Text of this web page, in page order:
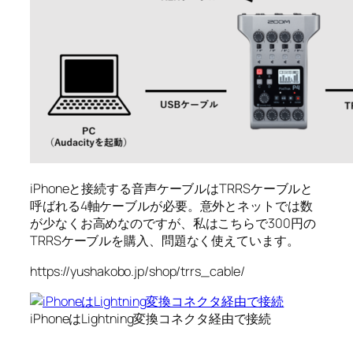
iPhoneと接続する音声ケーブルはTRRSケーブルと
呼ばれる4軸ケーブルが必要。意外とネットでは数
が少なくお高めなのですが、私はこちらで300円の
TRRSケーブルを購入、問題なく使えています。
https://yushakobo.jp/shop/trrs_cable/
iPhoneはLightning変換コネクタ経由で接続